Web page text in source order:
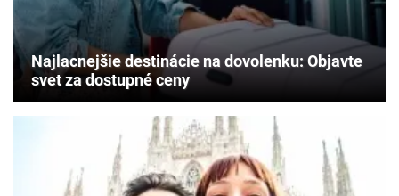
Najlacnejšie destinácie na dovolenku: Objavte
svet za dostupné ceny